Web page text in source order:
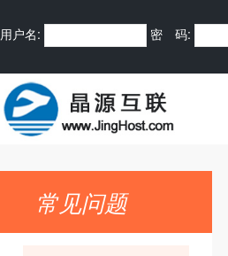
用户名: 密 码:
常见问题